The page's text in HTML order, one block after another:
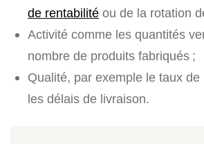
de rentabilité ou de la rotation
Activité comme les quantités
nombre de produits fabriqués ;
Qualité, par exemple le taux
les délais de livraison.